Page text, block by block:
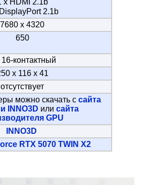
2.1b
7680 x 4320
650
16-контактный
х 116 х 41
отсутствует
можно скачать с сайта
INNO3D или сайта
GPU
INNO3D
RTX 5070 TWIN X2